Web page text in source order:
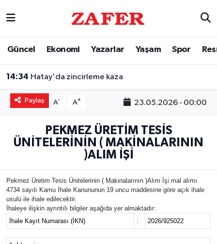
Güncel Ekonomi Yazarlar Yaşam Spor
14:34 Hatay'da zincirleme kaza
Paylaş A- A+ 23.05.2026 - 00:00
PEKMEZ ÜRETİM TESİS
ÜNİTELERİNİN ( MAKİNALARININ
)ALIM İŞİ
Pekmez Üretim Tesis Ünitelerinin ( Makinalarının )Alım İşi mal alımı
4734 sayılı Kamu İhale Kanununun 19 uncu maddesine göre açık ihale
usulü ile ihale edilecektir.
İhaleye ilişkin ayrıntılı bilgiler aşağıda yer almaktadır:
İhale Kayıt Numarası (İKN)
: 2026/925022
Nöbetçi Eczaneler
Süper Lig Puan Durumu ve Fikstür
Son Dakika Haberleri
Haber Arşivi